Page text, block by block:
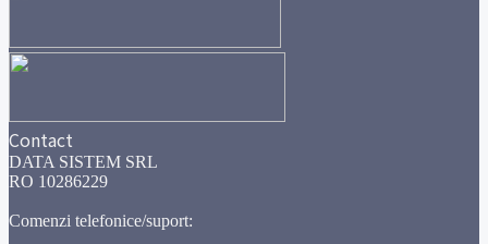
Contact
DATA SISTEM SRL
RO 10286229
Comenzi telefonice/suport: